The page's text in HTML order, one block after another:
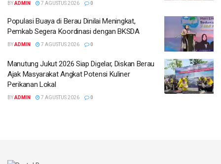
BYADMIN 7 AGUSTUS 2026 0
Populasi Buaya di Berau Dinilai Meningkat,
Pemkab Segera Koordinasi dengan BKSDA
BYADMIN 7 AGUSTUS 2026 0
Manutung Jukut 2026 Siap Digelar, Diskan Berau
Ajak Masyarakat Angkat Potensi Kuliner
Perikanan Lokal
BYADMIN 7 AGUSTUS 2026 0